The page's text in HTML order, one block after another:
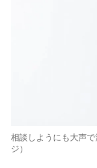
相談しようにも大声
ジ）